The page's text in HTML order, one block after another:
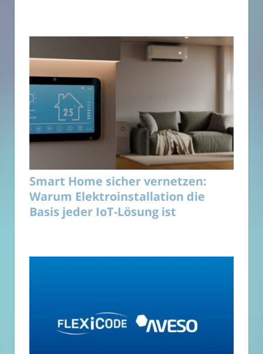
Smart Home sicher vernetzen:
Warum Elektroinstallation die
Basis jeder IoT-Lösung ist